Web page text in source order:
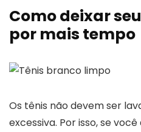
Como deixar
por mais tempo
Os tênis não devem ser
excessiva. Por isso, se